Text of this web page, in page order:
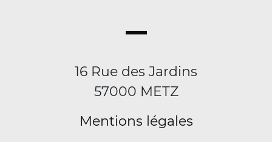
16 Rue des Jardins
57000 METZ
Mentions légales